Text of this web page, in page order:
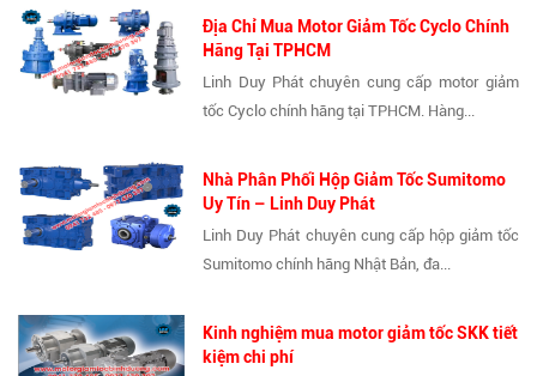
Địa Chỉ Mua Motor Giảm Tốc Cyclo Chính
Hãng Tại TPHCM
Linh Duy Phát chuyên cung cấp motor giảm
tốc Cyclo chính hãng tại TPHCM. Hàng...
Nhà Phân Phối Hộp Giảm Tốc Sumitomo
Uy Tín – Linh Duy Phát
Linh Duy Phát chuyên cung cấp hộp giảm tốc
Sumitomo chính hãng Nhật Bản, đa...
Kinh nghiệm mua motor giảm tốc SKK tiết
kiệm chi phí